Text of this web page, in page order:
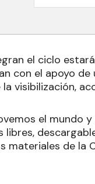
el ciclo
con el apoyo
visibilización,
el mundo
libres,
materiales de la